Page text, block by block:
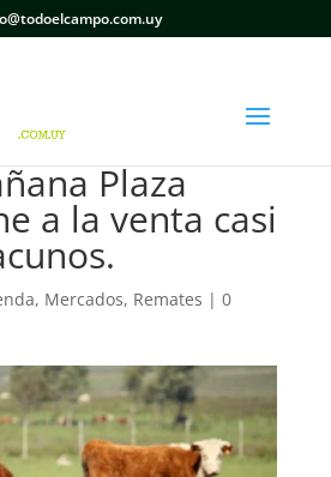
Plaza
a la venta casi
, Mercados, Remates | 0